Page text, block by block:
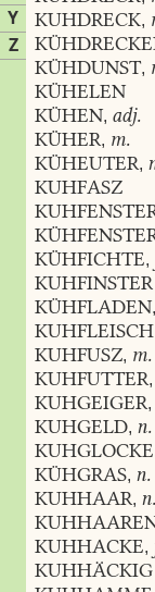
Y
Z
KUHDRECK,
KÜHDUNST,
KÜHELEN
KÜHEN, adj.
KÜHER, m.
KÜHEUTER,
KUHFASZ
KÜHFICHTE,
KUHFINSTER
KÜHFLADEN,
KUHFLEISCH
KUHFUSZ, m.
KUHFUTTER,
KUHGEIGER,
KUHGELD, n.
KUHGLOCKE
KÜHGRAS, n.
KUHHAAR, n.
KUHHACKE,
KUHHÄCKIG